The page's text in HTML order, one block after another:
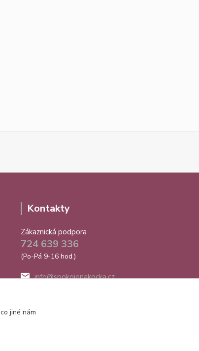
Kontakty
Zákaznická podpora
724 639 336
(Po-Pá 9-16 hod.)
info@spokojenakocka.cz
jiné nám